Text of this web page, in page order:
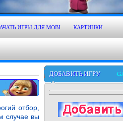
ИГРЫ ДЛЯ MOBI КАРТИНКИ
отбор,
случае вы
ДОБАВИТЬ ИГРУ